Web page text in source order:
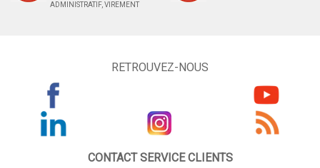
ADMINISTRATIF, VIREMENT
RETROUVEZ-NOUS
CONTACT SERVICE CLIENTS